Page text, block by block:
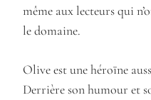
même aux lecteurs qui
le domaine.
Olive est une héroïne
Derrière son humour et